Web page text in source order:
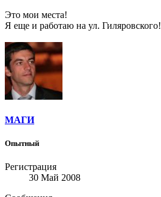
Это мои места!
Я еще и работаю на ул. Гиляровского!
МАГИ
Опытный
Регистрация
30 Май 2008